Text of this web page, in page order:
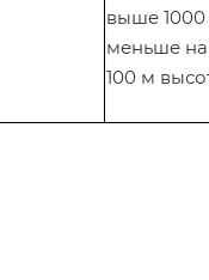
выше
меньше на
100 м